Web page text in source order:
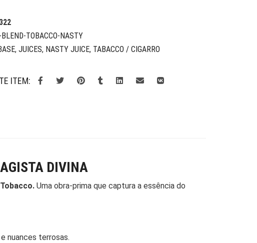
BLEND-TOBACCO-NASTY
, JUICES, NASTY JUICE, TABACCO / CIGARRO
ITEM:
DIVINA
Uma obra-prima que captura a essência do
nuances terrosas.